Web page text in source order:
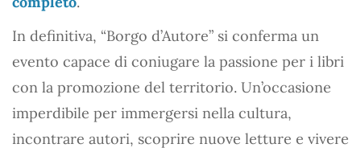
In definitiva, “Borgo d’Autore” si conferma un
evento capace di coniugare la passione per i libri
con la promozione del territorio. Un’occasione
imperdibile per immergersi nella cultura,
incontrare autori, scoprire nuove letture e vivere